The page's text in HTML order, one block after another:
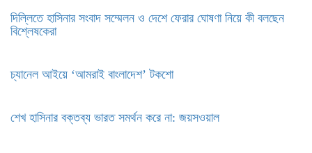
দিল্লিতে হাসিনার সংবাদ সম্মেলন ও দেশে ফেরার ঘোষণা নিয়ে কী বলছেন
বিশ্লেষকেরা
চ্যানেল আইয়ে ‘আমরাই বাংলাদেশ’ টকশো
শেখ হাসিনার বক্তব্য ভারত সমর্থন করে না: জয়সওয়াল